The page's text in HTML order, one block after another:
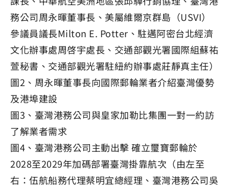
務公司周永暉董事長、美屬維爾京群島（USVI）
參議員議長Milton E. Potter、駐邁阿密台北經濟
文化辦事處周啓宇處長、交通部觀光署國際組蘇祐
萱秘書、交通部觀光署駐紐約辦事處莊靜真主任）
圖2、周永暉董事長向國際郵輪業者介紹臺灣優勢
及港埠建設
圖3、臺灣港務公司與皇家加勒比集團一對一約訪
了解業者需求
圖4、臺灣港務公司主動出擊 確立璽寶郵輪於
2028至2029年加碼部署臺灣掛靠航次（由左至
右：伍航船務代理蔡明宜總經理、臺灣港務公司吳